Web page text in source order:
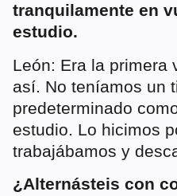
tranquilamente en
estudio.
León: Era la primera
así. No teníamos un
predeterminado
estudio. Lo hicimos
trabajábamos y
¿Alternásteis con